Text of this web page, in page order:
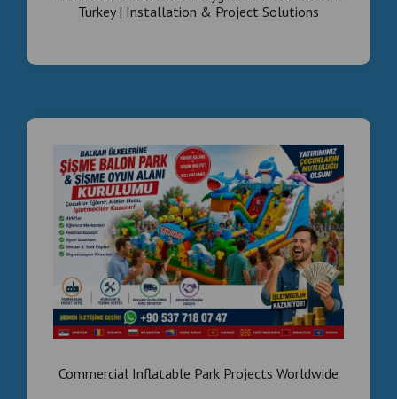
Commercial Inflatable Park Projects Worldwide